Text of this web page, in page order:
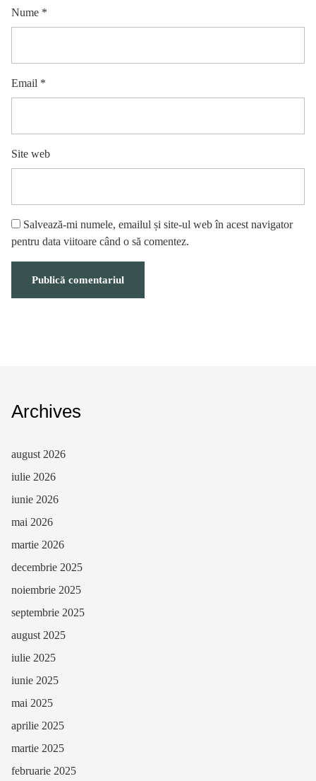
Nume *
Email *
Site web
Salvează-mi numele, emailul și site-ul web în acest navigator
pentru data viitoare când o să comentez.
Archives
august 2026
iulie 2026
iunie 2026
mai 2026
martie 2026
decembrie 2025
noiembrie 2025
septembrie 2025
august 2025
iulie 2025
iunie 2025
mai 2025
aprilie 2025
martie 2025
februarie 2025